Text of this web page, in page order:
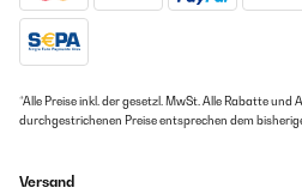
*Alle Preise inkl. der gesetzl. MwSt. Alle Rabatte und
durchgestrichenen Preise entsprechen dem
Versand